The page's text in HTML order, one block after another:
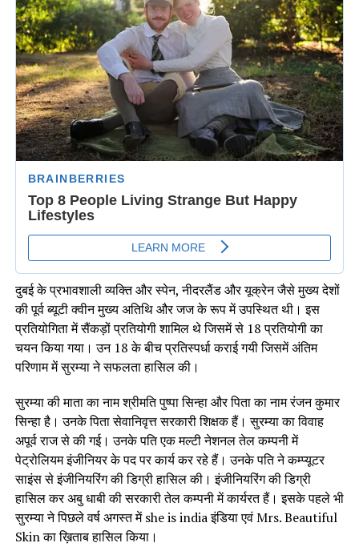
दुबई के प्रभावशाली व्यक्ति और स्पेन, नीदरलैंड और यूक्रेन जैसे मुख्य देशों
की पूर्व ब्यूटी क्वीन मुख्य अतिथि और जज के रूप में उपस्थित थी। इस
प्रतियोगिता में सैंकड़ों प्रतियोगी शामिल थे जिसमें से 18 प्रतियोगी का
चयन किया गया। उन 18 के बीच प्रतिस्पर्धा कराई गयी जिसमें अंतिम
परिणाम में सुरम्या ने सफलता हासिल की।
सुरम्या की माता का नाम श्रीमति पुष्पा सिन्हा और पिता का नाम रंजन कुमार
सिन्हा है। उनके पिता सेवानिवृत्त सरकारी शिक्षक हैं। सुरम्या का विवाह
अपूर्व राज से की गई। उनके पति एक मल्टी नेशनल तेल कम्पनी में
पेट्रोलियम इंजीनियर के पद पर कार्य कर रहे हैं। उनके पति ने कम्प्यूटर
साइंस से इंजीनियरिंग की डिग्री हासिल की। इंजीनियरिंग की डिग्री
हासिल कर अबु धाबी की सरकारी तेल कम्पनी में कार्यरत हैं। इसके पहले भी
सुरम्या ने पिछले वर्ष अगस्त में she is india इंडिया एवं Mrs. Beautiful
Skin का ख़िताब हासिल किया।